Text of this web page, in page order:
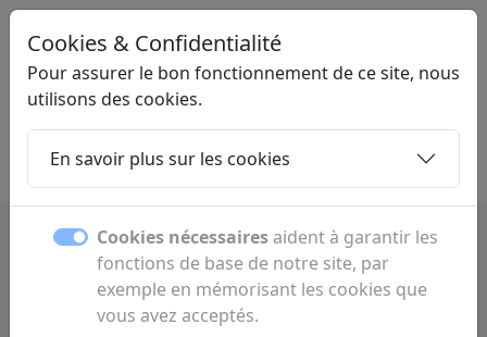
STARTPAGINANEDERLAND.NL
Home Sous-pages Articles Contact
Contact
Cookies & Confidentialité
Pour assurer le bon fonctionnement de ce site, nous
utilisons des cookies.
En savoir plus sur les cookies
Cookies nécessairesaident à garantir les
fonctions de base de notre site, par
exemple en mémorisant les cookies que
vous avez acceptés.